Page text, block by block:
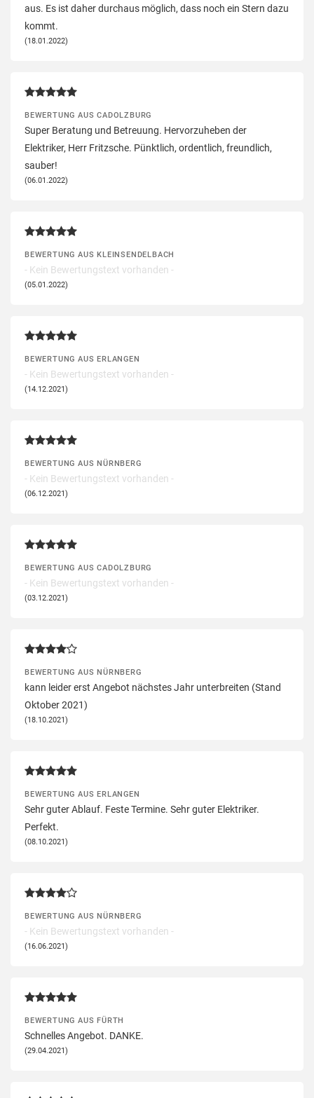
aus. Es ist daher durchaus möglich, dass noch ein Stern dazu
kommt.
(18.01.2022)
BEWERTUNG AUS CADOLZBURG
Super Beratung und Betreuung. Hervorzuheben der
Elektriker, Herr Fritzsche. Pünktlich, ordentlich, freundlich,
sauber!
(06.01.2022)
BEWERTUNG AUS KLEINSENDELBACH
- Kein Bewertungstext vorhanden -
(05.01.2022)
BEWERTUNG AUS ERLANGEN
- Kein Bewertungstext vorhanden -
(14.12.2021)
BEWERTUNG AUS NÜRNBERG
- Kein Bewertungstext vorhanden -
(06.12.2021)
BEWERTUNG AUS CADOLZBURG
- Kein Bewertungstext vorhanden -
(03.12.2021)
BEWERTUNG AUS NÜRNBERG
kann leider erst Angebot nächstes Jahr unterbreiten (Stand
Oktober 2021)
(18.10.2021)
BEWERTUNG AUS ERLANGEN
Sehr guter Ablauf. Feste Termine. Sehr guter Elektriker.
Perfekt.
(08.10.2021)
BEWERTUNG AUS NÜRNBERG
- Kein Bewertungstext vorhanden -
(16.06.2021)
BEWERTUNG AUS FÜRTH
Schnelles Angebot. DANKE.
(29.04.2021)